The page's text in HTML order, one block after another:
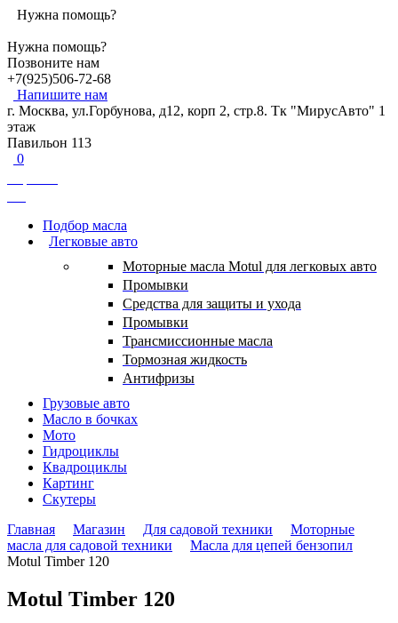
Нужна помощь?
Нужна помощь?
Позвоните нам
+7(925)506-72-68
Напишите нам
г. Москва, ул.Горбунова, д12, корп 2, стр.8. Тк "МирусАвто" 1
этаж
Павильон 113
0
Подбор масла
Легковые авто
Моторные масла Motul для легковых авто
Промывки
Средства для защиты и ухода
Промывки
Трансмиссионные масла
Тормозная жидкость
Антифризы
Грузовые авто
Масло в бочках
Мото
Гидроциклы
Квадроциклы
Картинг
Скутеры
Главная
Магазин Для садовой техники
Моторные
масла для садовой техники
Масла для цепей бензопил
Motul Timber 120
Motul Timber 120